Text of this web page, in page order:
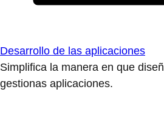
Desarrollo de las aplicaciones
Simplifica la manera en que
gestionas aplicaciones.